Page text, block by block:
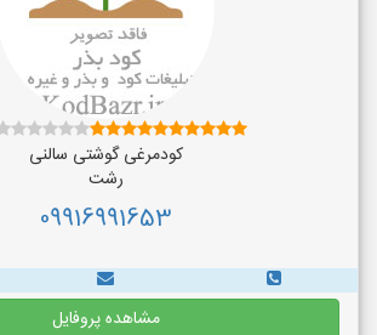
کودمرغی گوشتی سالنی
رشت
09916991653
مشاهده پروفایل